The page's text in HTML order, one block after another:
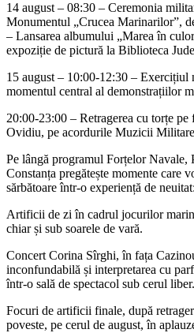
14 august – 08:30 – Ceremonia
Monumentul „Crucea Marinarilor”,
– Lansarea albumului „Marea în
expoziție de pictură la Biblioteca
15 august – 10:00-12:30 –
momentul central al demonstrațiilor
20:00-23:00 – Retragerea cu torțe
Ovidiu, pe acordurile Muzicii
Pe lângă programul Forțelor
Constanța pregătește momente care
sărbătoare într-o experiență de neuitat:
Artificii de zi în cadrul jocurilor
chiar și sub soarele de vară.
Concert Corina Sîrghi, în fața
inconfundabilă și interpretarea cu
într-o sală de spectacol sub cerul liber.
Focuri de artificii finale, după
poveste, pe cerul de august, în